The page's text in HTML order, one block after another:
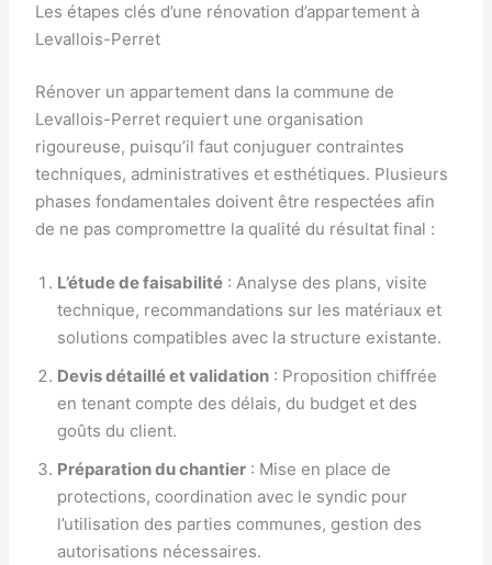
Les étapes clés d’une rénovation d’appartement à
Levallois-Perret
Rénover un appartement dans la commune de
Levallois-Perret requiert une organisation
rigoureuse, puisqu’il faut conjuguer contraintes
techniques, administratives et esthétiques. Plusieurs
phases fondamentales doivent être respectées afin
de ne pas compromettre la qualité du résultat final :
L’étude de faisabilité : Analyse des plans, visite
technique, recommandations sur les matériaux et
solutions compatibles avec la structure existante.
Devis détaillé et validation : Proposition chiffrée
en tenant compte des délais, du budget et des
goûts du client.
Préparation du chantier : Mise en place de
protections, coordination avec le syndic pour
l’utilisation des parties communes, gestion des
autorisations nécessaires.